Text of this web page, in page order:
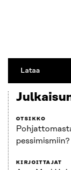
Lataa
OTSIKKO
pessimismiin?
KIRJOITTAJAT